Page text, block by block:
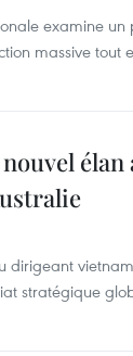
examine
massive tout
dirigeant
stratégique